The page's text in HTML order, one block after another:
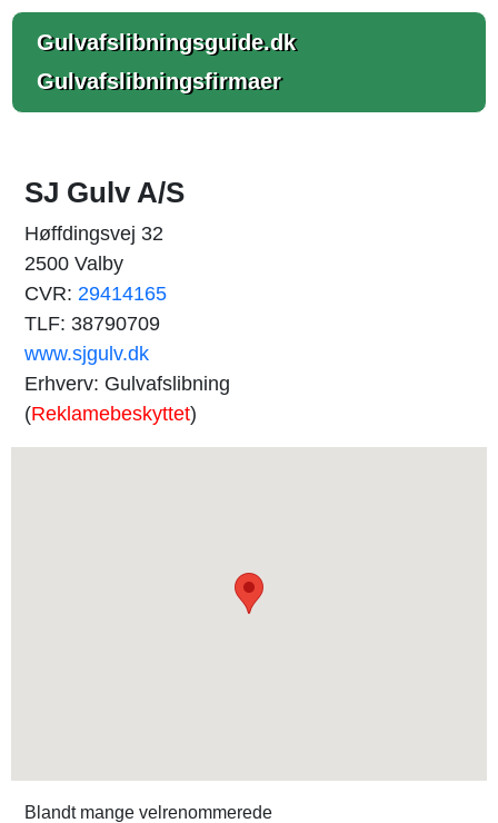
Gulvafslibningsguide.dk
Gulvafslibningsfirmaer
SJ Gulv A/S
Høffdingsvej 32
2500 Valby
CVR: 29414165
TLF: 38790709
www.sjgulv.dk
Erhverv: Gulvafslibning
(Reklamebeskyttet)
Blandt mange velrenommerede